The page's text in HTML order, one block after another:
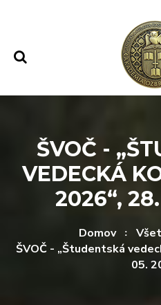
ŠVOČ -
VEDECKÁ
2026“,
Domov
ŠVOČ - „Študentská
05.